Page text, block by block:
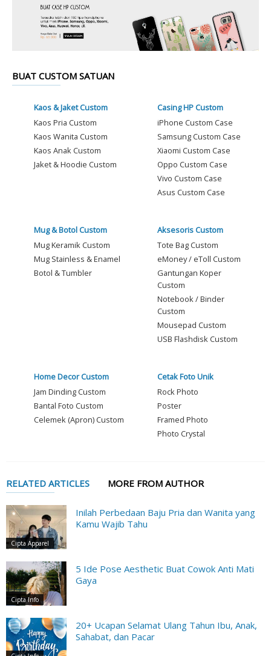
BUAT CUSTOM SATUAN
Kaos & Jaket Custom
Kaos Pria Custom
Kaos Wanita Custom
Kaos Anak Custom
Jaket & Hoodie Custom
Casing HP Custom
iPhone Custom Case
Samsung Custom Case
Xiaomi Custom Case
Oppo Custom Case
Vivo Custom Case
Asus Custom Case
Mug & Botol Custom
Mug Keramik Custom
Mug Stainless & Enamel
Botol & Tumbler
Aksesoris Custom
Tote Bag Custom
eMoney / eToll Custom
Gantungan Koper
Custom
Notebook / Binder
Custom
Mousepad Custom
USB Flashdisk Custom
Home Decor Custom
Jam Dinding Custom
Bantal Foto Custom
Celemek (Apron) Custom
Cetak Foto Unik
Rock Photo
Poster
Framed Photo
Photo Crystal
RELATED ARTICLES MORE FROM AUTHOR
Cipta Apparel
Inilah Perbedaan Baju Pria dan Wanita yang
Kamu Wajib Tahu
Cipta Info
5 Ide Pose Aesthetic Buat Cowok Anti Mati
Gaya
20+ Ucapan Selamat Ulang Tahun Ibu, Anak,
Sahabat, dan Pacar